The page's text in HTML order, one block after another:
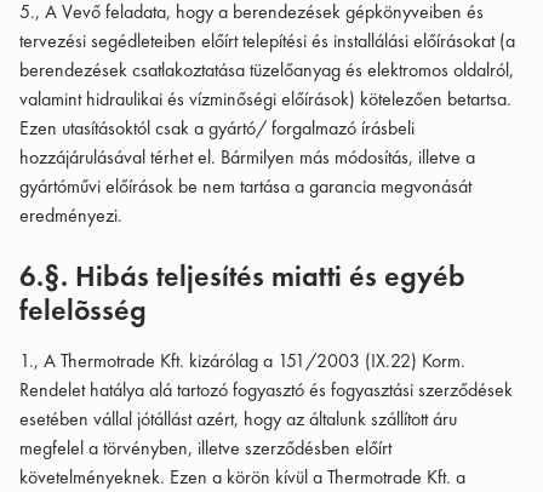
5., A Vevő feladata, hogy a berendezések gépkönyveiben és
tervezési segédleteiben előírt telepítési és installálási előírásokat (a
berendezések csatlakoztatása tüzelőanyag és elektromos oldalról,
valamint hidraulikai és vízminőségi előírások) kötelezően betartsa.
Ezen utasításoktól csak a gyártó/ forgalmazó írásbeli
hozzájárulásával térhet el. Bármilyen más módosítás, illetve a
gyártóművi előírások be nem tartása a garancia megvonását
eredményezi.
6.§. Hibás teljesítés miatti és egyéb
felelõsség
1., A Thermotrade Kft. kizárólag a 151/2003 (IX.22) Korm.
Rendelet hatálya alá tartozó fogyasztó és fogyasztási szerződések
esetében vállal jótállást azért, hogy az általunk szállított áru
megfelel a törvényben, illetve szerződésben előírt
követelményeknek. Ezen a körön kívül a Thermotrade Kft. a